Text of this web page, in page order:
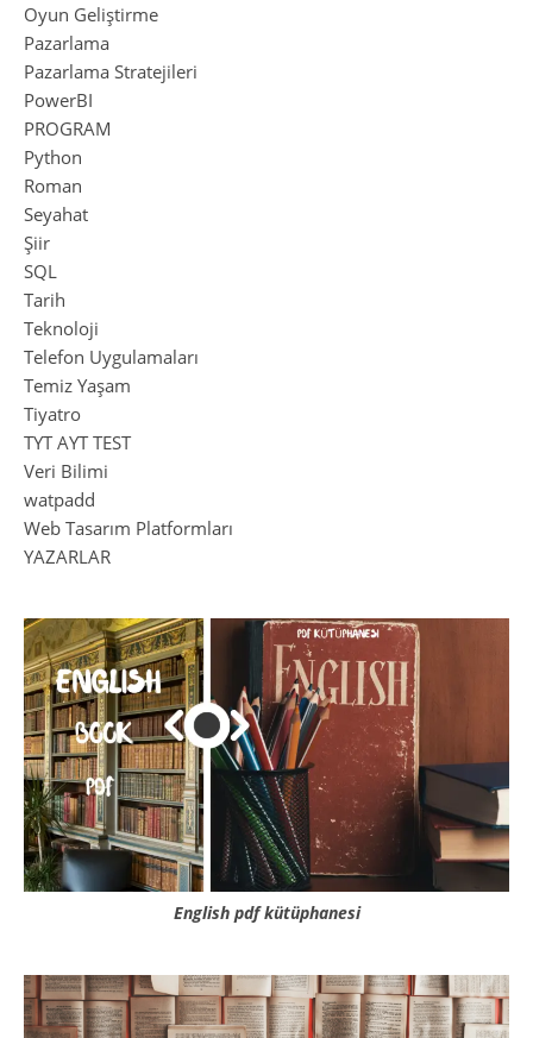
Oyun Geliştirme
Pazarlama
Pazarlama Stratejileri
PowerBI
PROGRAM
Python
Roman
Seyahat
Şiir
SQL
Tarih
Teknoloji
Telefon Uygulamaları
Temiz Yaşam
Tiyatro
TYT AYT TEST
Veri Bilimi
watpadd
Web Tasarım Platformları
YAZARLAR
English pdf kütüphanesi